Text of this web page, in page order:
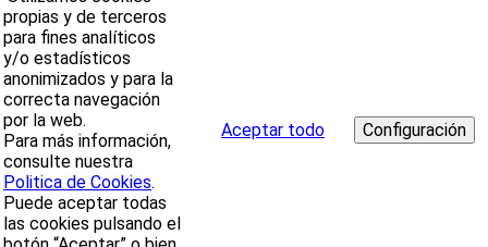
propias y de terceros
para fines analíticos
y/o estadísticos
anonimizados y para la
correcta navegación
por la web.
Para más información,
consulte nuestra
Politica de Cookies.
Puede aceptar todas
las cookies pulsando el
Aceptar todo